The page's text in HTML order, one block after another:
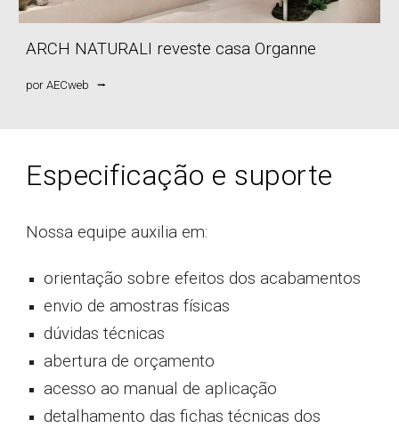
ARCH NATURALI reveste casa Organne
porAECweb ⭢
Especificação e suporte
Nossa equipe auxilia em:
orientação sobre efeitos dos acabamentos
envio de amostras físicas
dúvidas técnicas
abertura de orçamento
acesso ao manual de aplicação
detalhamento das fichas técnicas dos